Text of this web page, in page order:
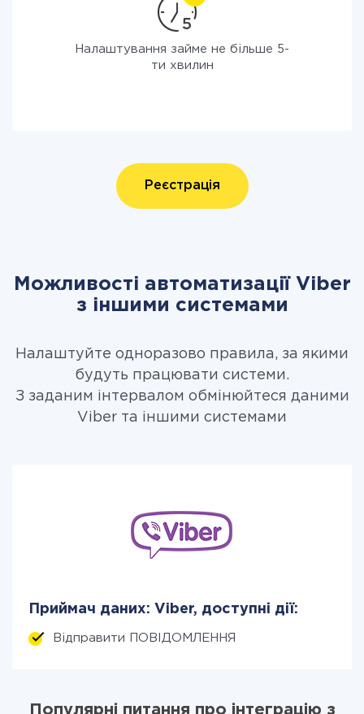
Налаштування займе не більше 5-
ти хвилин
Реєстрація
Можливості автоматизації Viber
з іншими системами
Налаштуйте одноразово правила, за якими
будуть працювати системи.
З заданим інтервалом обмінюйтеся даними
Viber та іншими системами
Приймач даних: Viber, доступні дії:
Відправити ПОВІДОМЛЕННЯ
Популярні питання про інтеграцію з